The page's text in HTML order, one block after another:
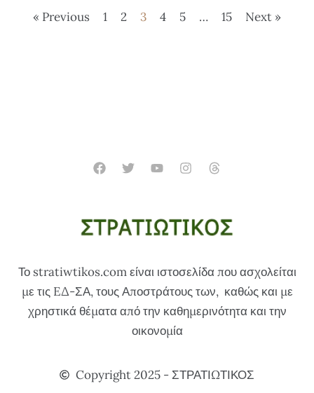
« Previous 1 2 3 4 5 … 15 Next »
Το stratiwtikos.com είναι ιστοσελίδα που ασχολείται
με τις EΔ-ΣΑ, τους Αποστράτους των, καθώς και με
χρηστικά θέματα από την καθημερινότητα και την
οικονομία
Copyright 2025 - ΣΤΡΑΤΙΩΤΙΚΟΣ